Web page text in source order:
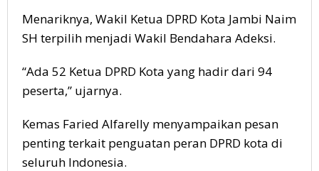
Menariknya, Wakil Ketua DPRD Kota Jambi Naim
SH terpilih menjadi Wakil Bendahara Adeksi.
“Ada 52 Ketua DPRD Kota yang hadir dari 94
peserta,” ujarnya.
Kemas Faried Alfarelly menyampaikan pesan
penting terkait penguatan peran DPRD kota di
seluruh Indonesia.